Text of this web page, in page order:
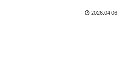
2026.04.06